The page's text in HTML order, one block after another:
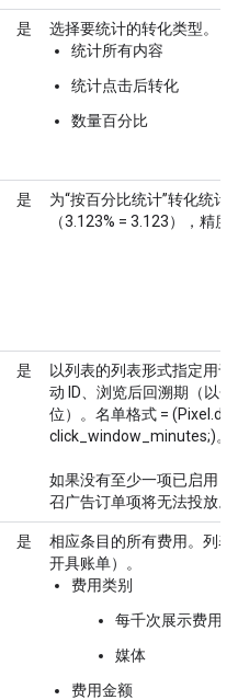
是
选择要统计的转化类型。
统计所有内容
统计点击后转化
数量百分比
是
为“按百分比统计”转化统
（3.123% = 3.123），精
是
以列表的列表形式指定用
动 ID、浏览后回溯期（以
位）。名单格式 =
click_window_minutes;)。
如果没有至少一项已启用
召广告订单项将无法投放。
是
相应条目的所有费用。列
开具账单）。
费用类别
每千次展示费用
媒体
费用金额